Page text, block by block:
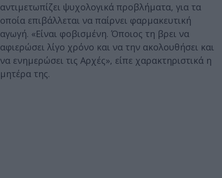
αντιμετωπίζει ψυχολογικά προβλήματα, για τα
οποία επιβάλλεται να παίρνει φαρμακευτική
αγωγή. «Είναι φοβισμένη. Όποιος τη βρει να
αφιερώσει λίγο χρόνο και να την ακολουθήσει και
να ενημερώσει τις Αρχές», είπε χαρακτηριστικά η
μητέρα της.